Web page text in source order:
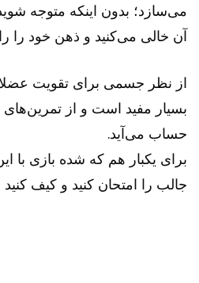
می‌سازد؛ بدون اینکه متوجه
آن خالی می‌کنید و ذهن خود را
از نظر جسمی برای تقویت
بسیار مفید است و از
حساب می‌آید.
برای یکبار هم که شده بازی با
جالب را امتحان کنید و کیف کنید